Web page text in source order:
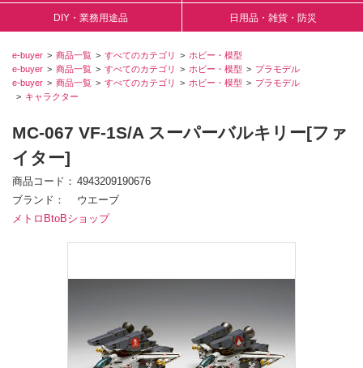
DIY・業務用途品 日用品・雑貨・防災
e-buyer 商品一覧 すべてのカテゴリ
ホビー・模型
e-buyer
商品一覧 すべてのカテゴリ ホビー・模型
プラモデル
e-buyer
商品一覧 すべてのカテゴリ ホビー・模型
プラモデル
キャラクター
MC-067 VF-1S/A スーパーバルキリー[ファ
イター]
商品コード
4943209190676
ブランド
ウエーブ
メトロBtoBショップ